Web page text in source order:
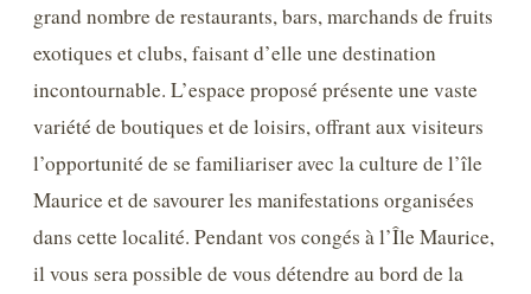
grand nombre de restaurants, bars, marchands de fruits
exotiques et clubs, faisant d’elle une destination
incontournable. L’espace proposé présente une vaste
variété de boutiques et de loisirs, offrant aux visiteurs
l’opportunité de se familiariser avec la culture de l’île
Maurice et de savourer les manifestations organisées
dans cette localité. Pendant vos congés à l’Île Maurice,
il vous sera possible de vous détendre au bord de la